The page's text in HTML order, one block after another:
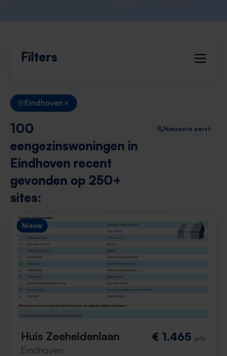
Filters
Eindhoven
100
eengezinswoningen in
Eindhoven recent
gevonden op 250+
sites:
Nieuwste eerst
Nieuw
Huis Zeeheldenlaan
Eindhoven
€ 1.465 p/m